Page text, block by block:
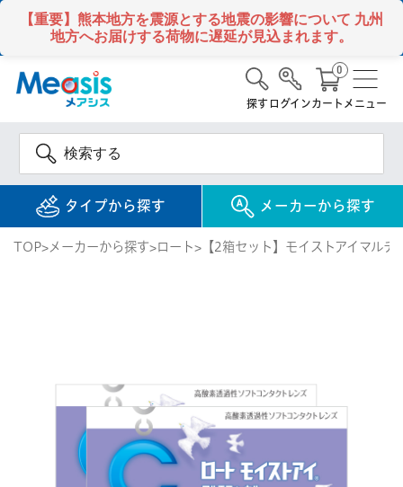
【重要】熊本地方を震源とする地震の影響について 九州
地方へお届けする荷物に遅延が見込まれます。
タイプから探す メーカーから探す
探す ログインカート
0
メニュー
1MONTH / 1ヶ月 使い捨て
乱視用コンタクトレンズ
遠近両用 コンタクトレンズ
クーパービジョン ボシュロム
INFORMATION
MYコンタクト（らくらく再購入）
TOP メーカーから探す ロート 【2箱セット】モイストアイマルチ